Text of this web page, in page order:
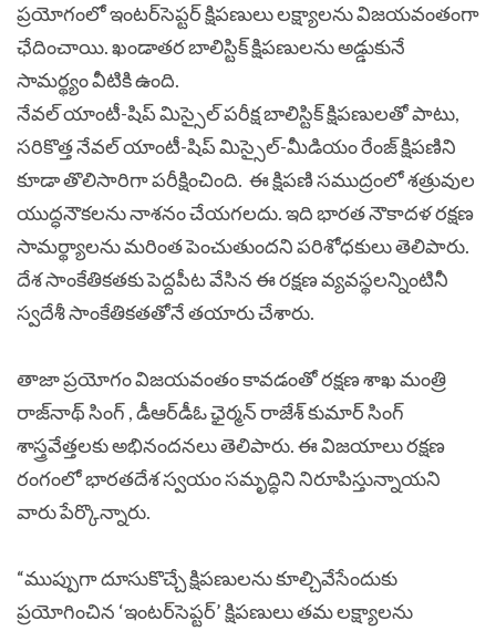
ప్రయోగంలో ఇంటర్‌సెప్టర్ క్షిపణులు లక్ష్యాలను విజయవంతంగా
ఛేదించాయి. ఖండాతర బాలిస్టిక్ క్షిపణులను అడ్డుకునే
సామర్థ్యం వీటికి ఉంది.
నేవల్ యాంటీ-షిప్ మిస్సైల్ పరీక్ష బాలిస్టిక్ క్షిపణులతో పాటు,
సరికొత్త నేవల్ యాంటీ-షిప్ మిస్సైల్-మీడియం రేంజ్ క్షిపణిని
కూడా తొలిసారిగా పరీక్షించింది. ఈ క్షిపణి సముద్రంలో శత్రువుల
యుద్ధనౌకలను నాశనం చేయగలదు. ఇది భారత నౌకాదళ రక్షణ
సామర్థ్యాలను మరింత పెంచుతుందని పరిశోధకులు తెలిపారు.
దేశ సాంకేతికతకు పెద్దపీట వేసిన ఈ రక్షణ వ్యవస్థలన్నింటినీ
స్వదేశీ సాంకేతికతతోనే తయారు చేశారు.
తాజా ప్రయోగం విజయవంతం కావడంతో రక్షణ శాఖ మంత్రి
రాజ్‌నాథ్ సింగ్ , డీఆర్​డీఓ ఛైర్మన్ రాజేశ్ కుమార్ సింగ్
శాస్త్రవేత్తలకు అభినందనలు తెలిపారు. ఈ విజయాలు రక్షణ
రంగంలో భారతదేశ స్వయం సమృద్ధిని నిరూపిస్తున్నాయని
వారు పేర్కొన్నారు.
“ముప్పుగా దూసుకొచ్చే క్షిపణులను కూల్చివేసేందుకు
ప్రయోగించిన ‘ఇంటర్‌సెప్టర్’ క్షిపణులు తమ లక్ష్యాలను